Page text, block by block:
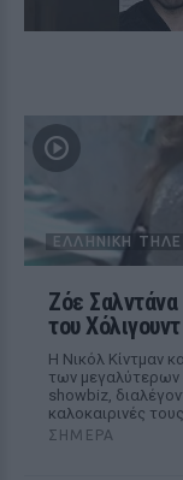
ΕΛΛΗΝΙΚΉ
Ζόε Σαλντάνα
του
Η Νικόλ Κίντμαν
των μεγαλύτερων
showbiz,
καλοκαιρινές
ΣΉΜΕΡΑ